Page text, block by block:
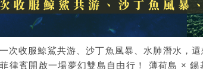
次收服鯨鯊共游、沙丁魚風暴、水肺潛水，
律賓開啟一場夢幻雙島自由行！ 薄荷島 ×